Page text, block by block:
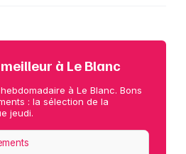
à Le Blanc
à Le Blanc. Bons
: la sélection de la
jeudi.